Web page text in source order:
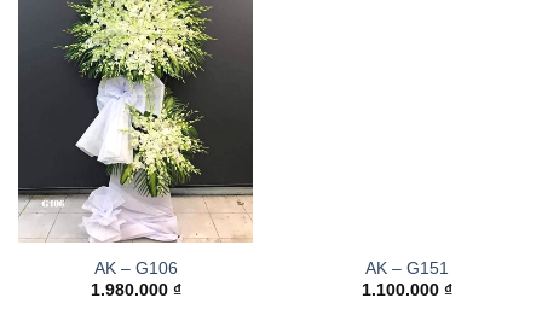
AK – G106
1.980.000 ₫
AK – G151
1.100.000 ₫